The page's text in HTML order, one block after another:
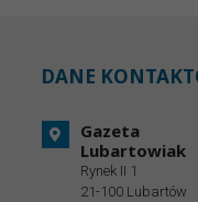
DANE
Gazeta
Lubartowiak
Rynek II 1
21-100 Lubartów